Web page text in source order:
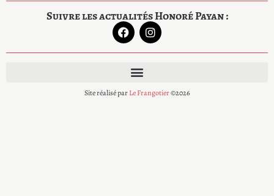
Suivre les actualités Honoré Payan :
Site réalisé parLe Frangotier©2026